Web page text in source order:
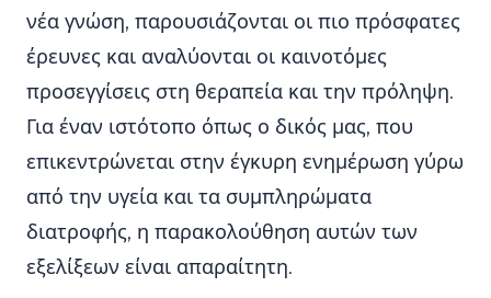
νέα γνώση, παρουσιάζονται οι πιο πρόσφατες
έρευνες και αναλύονται οι καινοτόμες
προσεγγίσεις στη θεραπεία και την πρόληψη.
Για έναν ιστότοπο όπως ο δικός μας, που
επικεντρώνεται στην έγκυρη ενημέρωση γύρω
από την υγεία και τα συμπληρώματα
διατροφής, η παρακολούθηση αυτών των
εξελίξεων είναι απαραίτητη.